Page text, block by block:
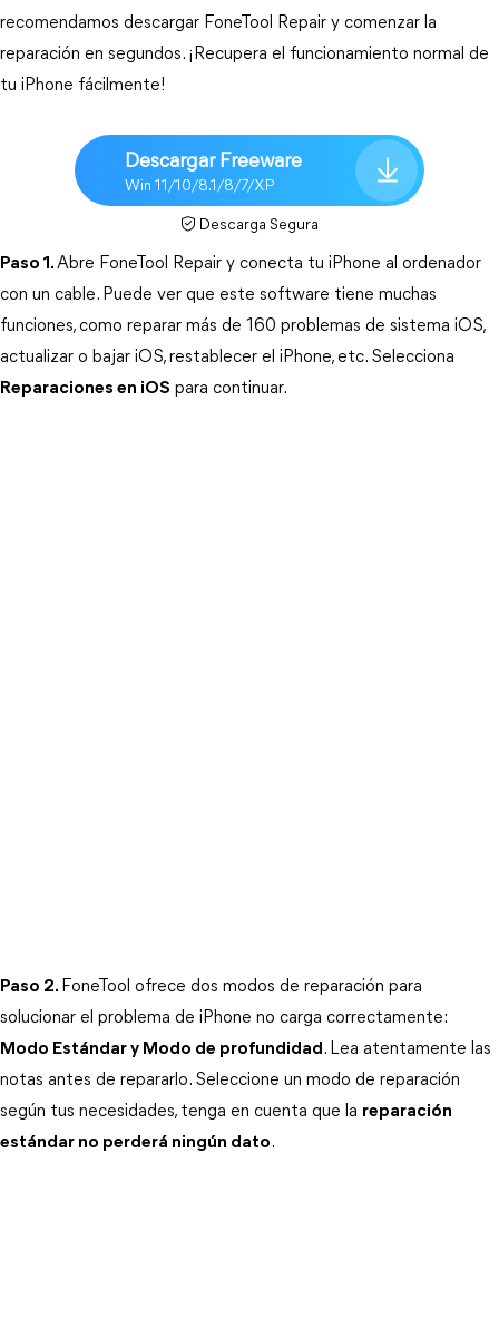
recomendamos descargar FoneTool Repair y comenzar la
reparación en segundos. ¡Recupera el funcionamiento normal de
tu iPhone fácilmente!
Descargar Freeware
Win 11/10/8.1/8/7/XP
Descarga Segura
Paso 1.Abre FoneTool Repair y conecta tu iPhone al ordenador
con un cable. Puede ver que este software tiene muchas
funciones, como reparar más de 160 problemas de sistema iOS,
actualizar o bajar iOS, restablecer el iPhone, etc. Selecciona
Reparaciones en iOS para continuar.
Paso 2. FoneTool ofrece dos modos de reparación para
Modo Estándar y Modo de profundidad. Lea atentamente las
notas antes de repararlo. Seleccione un modo de reparación
según tus necesidades, tenga en cuenta que la reparación
estándar no perderá ningún dato.